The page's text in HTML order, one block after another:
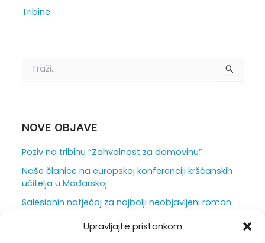
Upravljajte pristankom
Tribine
:NOVE OBJAVE
Poziv na tribinu “Zahvalnost za domovinu”
Naše članice na europskoj konferenciji kršćanskih
učitelja u Mađarskoj
Salesianin natječaj za najbolji neobjavljeni roman
Ljepota i težina škole iz vizure ravnatelja